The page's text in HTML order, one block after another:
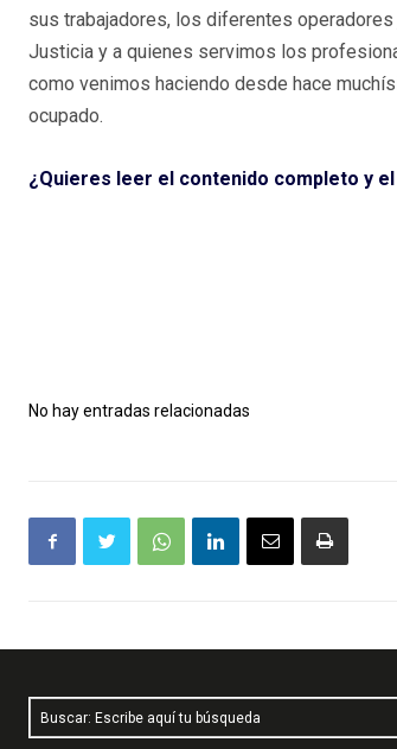
sus trabajadores, los diferentes
Justicia y a quienes servimos los
como venimos haciendo desde hace
ocupado.
¿Quieres leer el contenido completo y
No hay entradas relacionadas
Buscar: Escribe aquí tu búsqueda